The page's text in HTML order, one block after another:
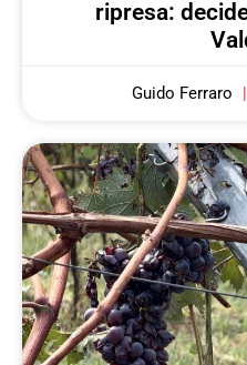
ripresa:
Guido Ferraro